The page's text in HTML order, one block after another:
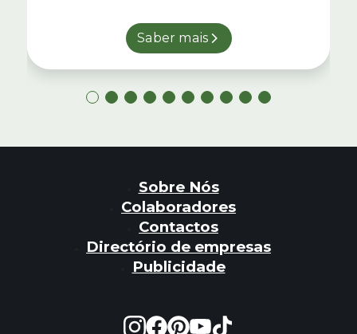
Saber mais
Sobre Nós
Colaboradores
Contactos
Directório de empresas
Publicidade